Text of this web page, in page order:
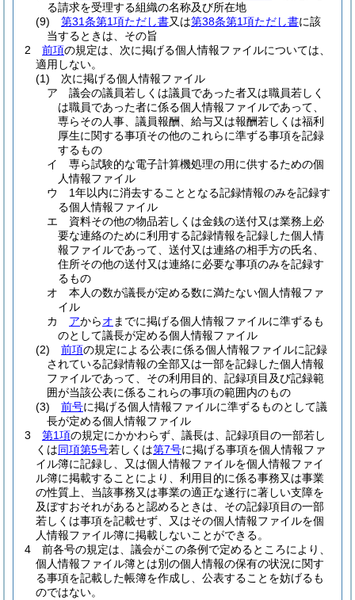
る請求を受理する組織の名称及び所在地
(9)
第31条第1項ただし書又は第38条第1項ただし書に該
当するときは、その旨
2
前項の規定は、次に掲げる個人情報ファイルについては、
適用しない。
(1)
次に掲げる個人情報ファイル
ア
議会の議員若しくは議員であった者又は職員若しく
は職員であった者に係る個人情報ファイルであって、
専らその人事、議員報酬、給与又は報酬若しくは福利
厚生に関する事項その他のこれらに準ずる事項を記録
するもの
イ
専ら試験的な電子計算機処理の用に供するための個
人情報ファイル
ウ
1年以内に消去することとなる記録情報のみを記録す
る個人情報ファイル
エ
資料その他の物品若しくは金銭の送付又は業務上必
要な連絡のために利用する記録情報を記録した個人情
報ファイルであって、送付又は連絡の相手方の氏名、
住所その他の送付又は連絡に必要な事項のみを記録す
るもの
オ
本人の数が議長が定める数に満たない個人情報ファ
イル
カ
アからオ までに掲げる個人情報ファイルに準ずるも
のとして議長が定める個人情報ファイル
(2)
前項の規定による公表に係る個人情報ファイルに記録
されている記録情報の全部又は一部を記録した個人情報
ファイルであって、その利用目的、記録項目及び記録範
囲が当該公表に係るこれらの事項の範囲内のもの
(3)
前号に掲げる個人情報ファイルに準ずるものとして議
長が定める個人情報ファイル
3
第1項の規定にかかわらず、議長は、記録項目の一部若し
くは同項第5号若しくは第7号に掲げる事項を個人情報ファ
イル簿に記録し、又は個人情報ファイルを個人情報ファイ
ル簿に掲載することにより、利用目的に係る事務又は事業
の性質上、当該事務又は事業の適正な遂行に著しい支障を
及ぼすおそれがあると認めるときは、その記録項目の一部
若しくは事項を記載せず、又はその個人情報ファイルを個
人情報ファイル簿に掲載しないことができる。
4
前各号の規定は、議会がこの条例で定めるところにより、
個人情報ファイル簿とは別の個人情報の保有の状況に関す
る事項を記載した帳簿を作成し、公表することを妨げるも
のではない。